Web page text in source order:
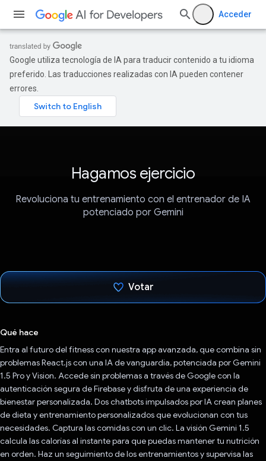
Acceder
Google utiliza tecnología de IA para traducir contenido a tu idioma
preferido. Las traducciones realizadas con IA pueden contener
errores.
Hagamos ejercicio
Revoluciona tu entrenamiento con el entrenador de IA
potenciado por Gemini
Votar
Qué hace
Entra al futuro del fitness con nuestra app avanzada, que combina sin
problemas React.js con una IA de vanguardia, potenciada por Gemini
1.5 Pro y Vision. Accede sin problemas a través de Google con la
autenticación segura de Firebase y disfruta de una experiencia de
bienestar personalizada. Dos chatbots impulsados por IA crean planes
de dieta y entrenamiento personalizados que evolucionan con tus
necesidades. Captura las comidas con un clic. La visión Gemini 1.5
calcula las calorías al instante para que puedas mantener tu nutrición
en orden. Haz un seguimiento de los entrenamientos y supervisa las